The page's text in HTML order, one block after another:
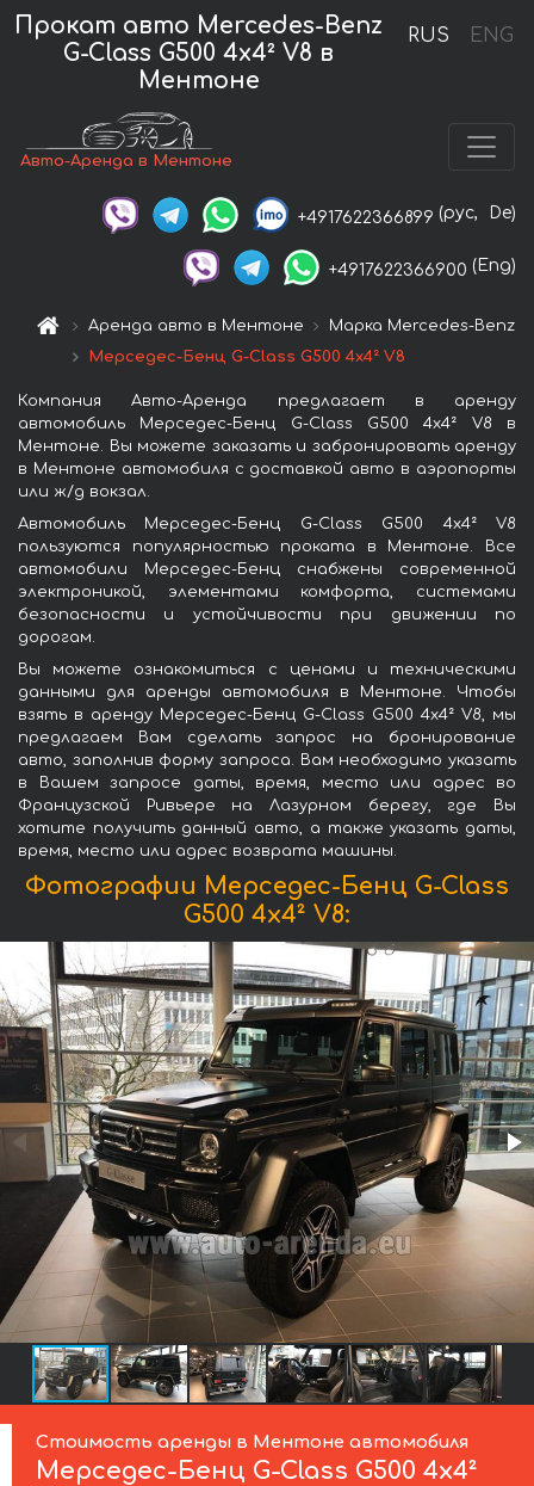
RUS ENG
Прокат авто Mercedes-Benz
G-Class G500 4x4² V8 в
Ментоне
Авто-Аренда в Ментоне
+4917622366899 (рус, De)
+4917622366900 (Eng)
Аренда авто в Ментоне
Марка Mercedes-Benz
Мерседес-Бенц G-Class G500 4x4² V8
Компания Авто-Аренда предлагает в аренду
автомобиль Мерседес-Бенц G-Class G500 4x4² V8 в
Ментоне. Вы можете заказать и забронировать аренду
в Ментоне автомобиля с доставкой авто в аэропорты
или ж/д вокзал.
Автомобиль Мерседес-Бенц G-Class G500 4x4² V8
пользуются популярностью проката в Ментоне. Все
автомобили Мерседес-Бенц снабжены современной
электроникой, элементами комфорта, системами
безопасности и устойчивости при движении по
дорогам.
Вы можете ознакомиться с ценами и техническими
данными для аренды автомобиля в Ментоне. Чтобы
взять в аренду Мерседес-Бенц G-Class G500 4x4² V8, мы
предлагаем Вам сделать запрос на бронирование
авто, заполнив форму запроса. Вам необходимо указать
в Вашем запросе даты, время, место или адрес во
Французской Ривьере на Лазурном берегу, где Вы
хотите получить данный авто, а также указать даты,
время, место или адрес возврата машины.
Фотографии Мерседес-Бенц G-Class
G500 4x4² V8:
Стоимость аренды в Ментоне автомобиля
Мерседес-Бенц G-Class G500 4x4²